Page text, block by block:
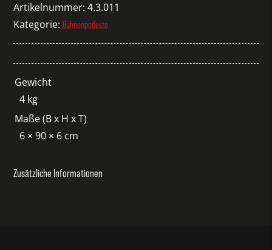
Artikelnummer:4.3.011
Kategorie:Bühnenpodeste
Gewicht
4 kg
Maße (B x H x T)
6 × 90 × 6 cm
Zusätzliche Informationen